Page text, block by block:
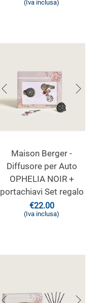
(Iva inclusa)
Maison Berger -
Diffusore per Auto
OPHELIA NOIR +
portachiavi Set regalo
€22.00
(Iva inclusa)